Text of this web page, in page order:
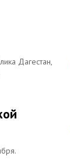
Дагестан,